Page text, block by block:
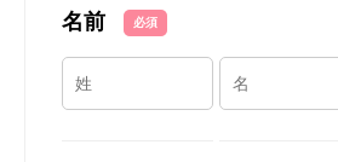
名前 必須